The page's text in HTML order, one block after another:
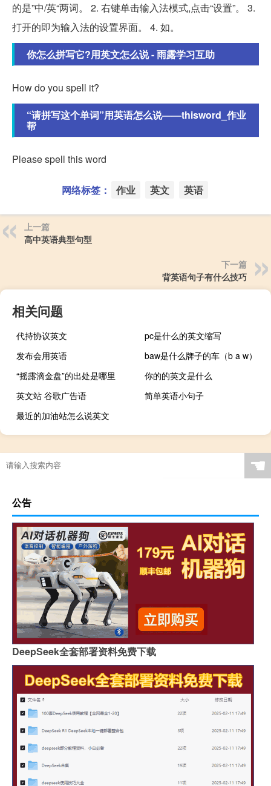
的是”中/英“两词。 2. 右键单击输入法模式,点击“设置”。 3.
打开的即为输入法的设置界面。 4. 如。
你怎么拼写它?用英文怎么说 - 雨露学习互助
How do you spell it?
“请拼写这个单词”用英语怎么说——thisword_作业
帮
Please spell this word
网络标签： 作业 英文 英语
上一篇
高中英语典型句型
下一篇
背英语句子有什么技巧
相关问题
代持协议英文
pc是什么的英文缩写
发布会用英语
baw是什么牌子的车（b a w）
“摇露滴金盘”的出处是哪里
你的的英文是什么
英文站 谷歌广告语
简单英语小句子
最近的加油站怎么说英文
☚
公告
DeepSeek全套部署资料免费下载